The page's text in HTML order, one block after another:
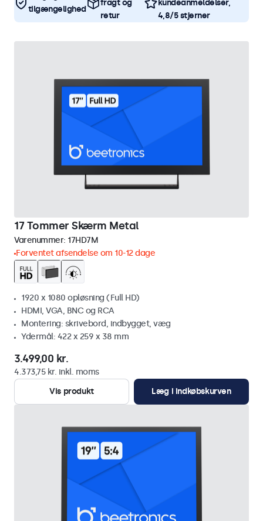
tilgængelighed
fragt og
retur
kundeanmeldelser,
4,8/5 stjerner
17 Tommer Skærm Metal
Varenummer: 17HD7M
Forventet afsendelse om 10-12 dage
1920 x 1080 opløsning (Full HD)
HDMI, VGA, BNC og RCA
Montering: skrivebord, indbygget, væg
Ydermål: 422 x 259 x 38 mm
3.499,00 kr.
4.373,75 kr. inkl. moms
Vis produkt
Læg i indkøbskurven